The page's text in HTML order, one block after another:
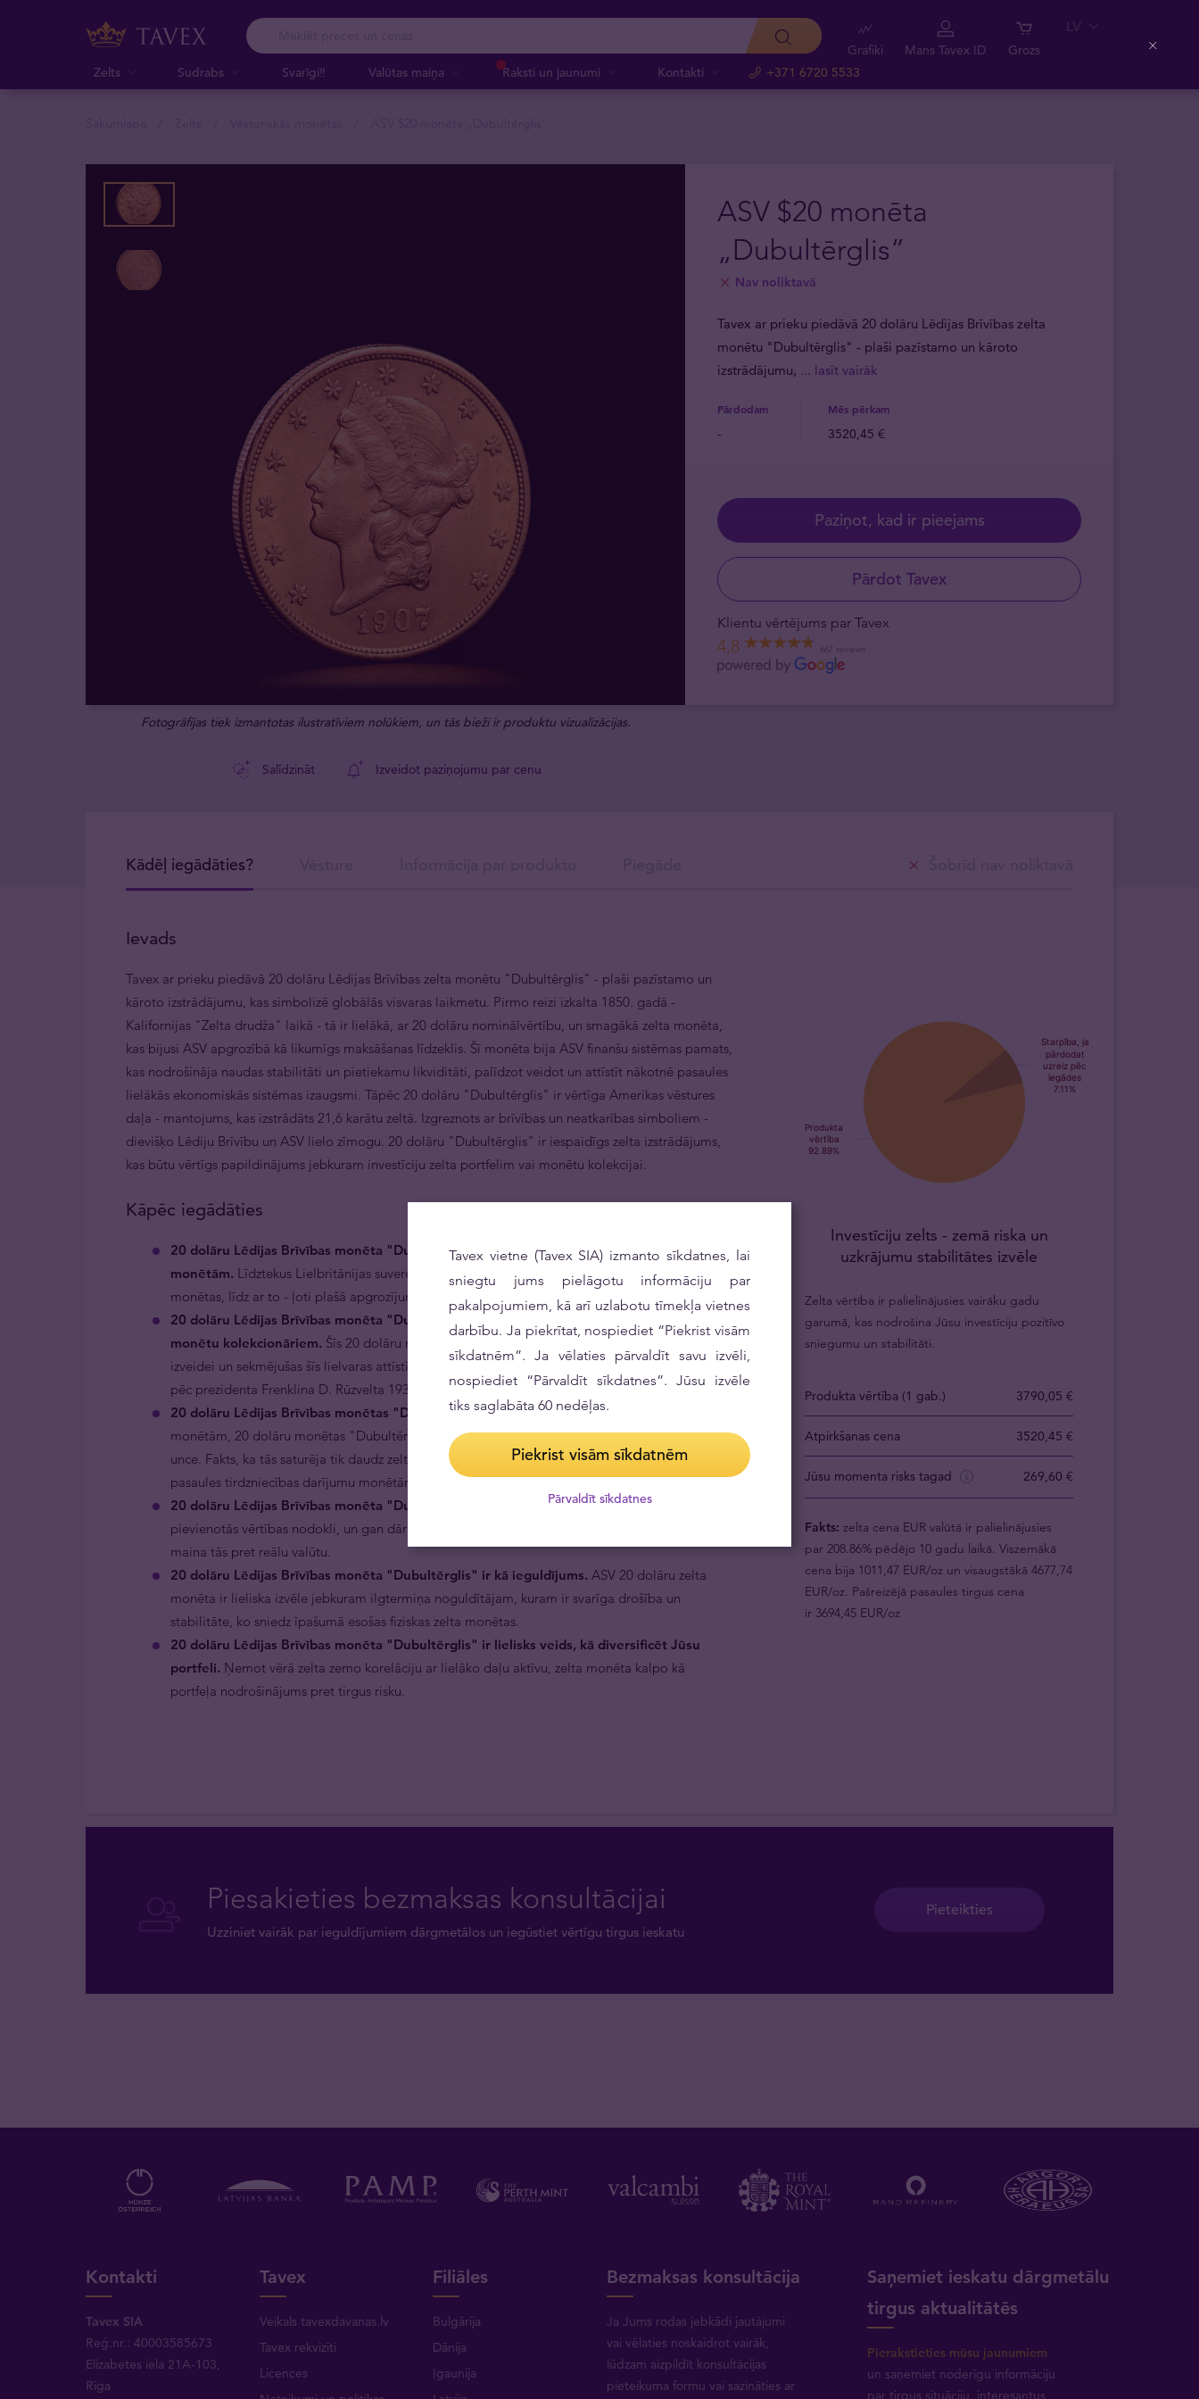
Zelts Sudrabs Svarīgi‼️ Valūtas maiņa Raksti un jaunumi Kontakti +371 6720 5533
Grafiki Mans Tavex ID Grozs
LV
ASV $20 monēta
„Dubultērglis”
Nav noliktavā
Tavex ar prieku piedāvā 20 dolāru Lēdijas Brīvības zelta
monētu "Dubultērglis" - plaši pazīstamo un kāroto
izstrādājumu, ... lasīt vairāk
Pārdodam Mēs pērkam
- 3520,45 €
Paziņot, kad ir pieejams
Pārdot Tavex
Klientu vērtējums par Tavex
4,8 667 reviews
Fotogrāfijas tiek izmantotas ilustratīviem nolūkiem, un tās bieži ir produktu vizualizācijas.
Salīdzināt Izveidot paziņojumu par cenu
Kādēļ iegādāties?
Ievads
Tavex ar prieku piedāvā 20 dolāru Lēdijas Brīvības zelta monētu "Dubultērglis" - plaši pazīstamo un
kāroto izstrādājumu, kas simbolizē globālās visvaras laikmetu. Pirmo reizi izkalta 1850. gadā -
Kalifornijas "Zelta drudža" laikā - tā ir lielākā, ar 20 dolāru nominālvērtību, un smagākā zelta monēta,
kas bijusi ASV apgrozībā kā likumīgs maksāšanas līdzeklis. Šī monēta bija ASV finanšu sistēmas pamats,
kas nodrošināja naudas stabilitāti un pietiekamu likviditāti, palīdzot veidot un attīstīt nākotnē pasaules
lielākās ekonomiskās sistēmas izaugsmi. Tāpēc 20 dolāru "Dubultērglis" ir vērtīga Amerikas vēstures
daļa - mantojums, kas izstrādāts 21,6 karātu zeltā. Izgreznots ar brīvības un neatkarības simboliem -
dievišķo Lēdiju Brīvību un ASV lielo zīmogu. 20 dolāru "Dubultērglis" ir iespaidīgs zelta izstrādājums,
kas būtu vērtīgs papildinājums jebkuram investīciju zelta portfelim vai monētu kolekcijai.
Kāpēc iegādāties
20 dolāru Lēdijas Brīvības monēta "Dubultērglis" ir viena no ASV populārākajām zelta
monētām. Līdztekus Lielbritānijas suverēnam, šīs monētas bija pasaules visvairāk kaltās
monētas, līdz ar to - ļoti plašā apgrozījumā.
20 dolāru Lēdijas Brīvības monēta "Dubultērglis" ir īpaši piemērota gan investēšanai, gan
monētu kolekcionāriem. Šīs 20 dolāru monētas bijušas pamatā ASV finansiālās sistēmas
izveidei un sekmējušas šīs lielvaras attīstību. Diemžēl, lielākā daļa monētu tikušas pārkausētas
pēc prezidenta Frenklina D. Rūzvelta 1933. gada zelta konfiskācijas rīkojuma.
20 dolāru Lēdijas Brīvības monētas "Dubultērglis" ir unikālas. Pretēji citām tā laika
monētām, 20 dolāru monētas "Dubultērglis" bijušas masīvas - tās zelta saturs ir gandrīz pilna 1
unce. Fakts, ka tās saturēja tik daudz zelta, un sekojoši, arī vērtības, padarīja tās par iecinītāko
pasaules tirdzniecības darījumu monētām.
20 dolāru Lēdijas Brīvības monēta "Dubultērglis" ir norēķinu līdzeklis.Tās neapliek ar
pievienotās vērtības nodokli, un gan dārgmetālu tirgotāji, gan investori visā pasaulē brīvi
maina tās pret reālu valūtu.
20 dolāru Lēdijas Brīvības monēta "Dubultērglis" ir kā ieguldījums. ASV 20 dolāru zelta
monēta ir lieliska izvēle jebkuram ilgtermiņa noguldītājam, kuram ir svarīga drošība un
stabilitāte, ko sniedz īpašumā esošas fiziskas zelta monētas.
20 dolāru Lēdijas Brīvības monēta "Dubultērglis" ir lielisks veids, kā diversificēt Jūsu
portfeli. Ņemot vērā zelta zemo korelāciju ar lielāko daļu aktīvu, zelta monēta kalpo kā
portfeļa nodrošinājums pret tirgus risku.
Investīciju zelts - zemā riska un
uzkrājumu stabilitātes izvēle
Zelta vērtība ir palielinājusies vairāku gadu
garumā, kas nodrošina Jūsu investīciju pozitīvo
sniegumu un stabilitāti.
Produkta vērtība (1 gab.) 3790,05 €
Atpirkšanas cena 3520,45 €
Jūsu momenta risks tagad 269,60 €
Fakts: zelta cena EUR valūtā ir palielinājusies
par 208.86% pēdējo 10 gadu laikā. Viszemākā
cena bija 1011,47 EUR/oz un visaugstākā 4677,74
EUR/oz. Pašreizējā pasaules tirgus cena
ir 3694,45 EUR/oz
Piesakieties bezmaksas konsultācijai
Uzziniet vairāk par ieguldījumiem dārgmetālos un iegūstiet vērtīgu tirgus ieskatu
Pieteikties
Kontakti
Tavex SIA
Reģ.nr.: 40003585673
Elizabetes iela 21A-103,
Rīga
Tavex
Veikals tavexdavanas.lv
Tavex rekvizīti
Licences
Filiāles
Bulgārija
Dānija
Igaunija
Bezmaksas konsultācija
Ja Jums rodas jebkādi jautājumi
vai vēlaties noskaidrot vairāk,
lūdzam aizpildīt konsultācijas
pieteikuma formu vai sazināties ar
Saņemiet ieskatu dārgmetālu
tirgus aktualitātēs
Pierakstieties mūsu jaunumiem
un saņemiet noderīgu informāciju
par tirgus situāciju, interesantus
Tavex vietne (Tavex SIA) izmanto sīkdatnes, lai
sniegtu jums pielāgotu informāciju par
pakalpojumiem, kā arī uzlabotu tīmekļa vietnes
darbību. Ja piekrītat, nospiediet “Piekrist visām
sīkdatnēm”. Ja vēlaties pārvaldīt savu izvēli,
nospiediet “Pārvaldīt sīkdatnes”. Jūsu izvēle
tiks saglabāta 60 nedēļas.
Piekrist visām sīkdatnēm
Pārvaldīt sīkdatnes
Close